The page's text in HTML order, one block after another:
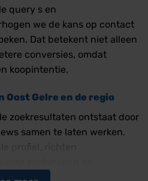
query s en
we de kans op contact
Dat betekent niet alleen
conversies, omdat
koopintentie.
Gelre en de regio
zoekresultaten ontstaat door
samen te laten werken.
je website. Daarbij koppelen